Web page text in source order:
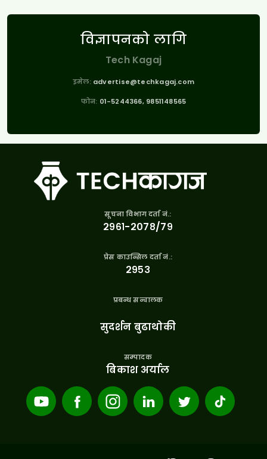
विज्ञापनको लागि
Tech Kagaj
इमेल: advertise@techkagaj.com
फोन: 01-5244366, 9851148565
सूचना विभाग दर्ता नं.:
२९६१-२०७८/७९
प्रेस काउन्सिल दर्ता नं.:
२९५३
प्रबन्ध सन्चालक
सुदर्शन बुढाथोकी
सम्पादक
बिकाश अर्याल